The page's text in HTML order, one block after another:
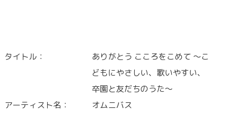
タイトル：
ありがとう こころをこめて ～こ
どもにやさしい、歌いやすい、
卒園と友だちのうた～
アーティスト名：
オムニバス